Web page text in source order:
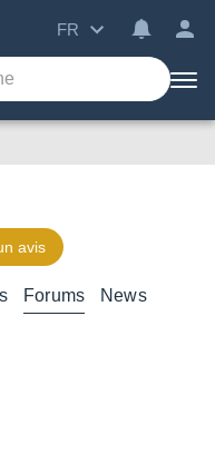
FR
avis
Forums News